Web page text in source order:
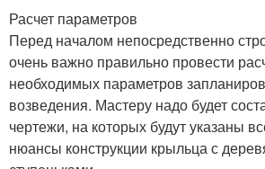
Расчет параметров
Перед началом непосредственно
очень важно правильно провести
необходимых параметров
возведения. Мастеру надо будет
чертежи, на которых будут указаны
нюансы конструкции крыльца с